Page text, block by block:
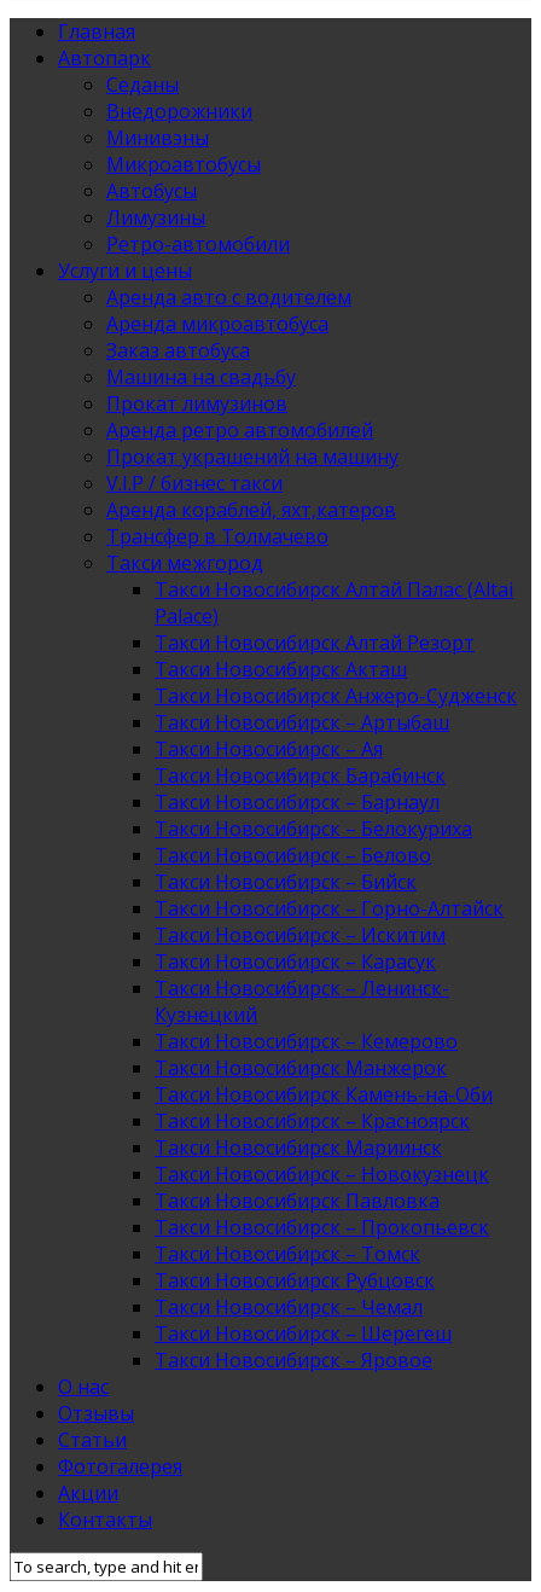
Главная
Автопарк
Седаны
Внедорожники
Минивэны
Микроавтобусы
Автобусы
Лимузины
Ретро-автомобили
Услуги и цены
Аренда авто с водителем
Аренда микроавтобуса
Заказ автобуса
Машина на свадьбу
Прокат лимузинов
Аренда ретро автомобилей
Прокат украшений на машину
V.I.P / бизнес такси
Аренда кораблей, яхт,катеров
Трансфер в Толмачево
Такси межгород
Такси Новосибирск Алтай Палас (Altai
Palace)
Такси Новосибирск Алтай Резорт
Такси Новосибирск Акташ
Такси Новосибирск Анжеро-Судженск
Такси Новосибирск – Артыбаш
Такси Новосибирск – Ая
Такси Новосибирск Барабинск
Такси Новосибирск – Барнаул
Такси Новосибирск – Белокуриха
Такси Новосибирск – Белово
Такси Новосибирск – Бийск
Такси Новосибирск – Горно-Алтайск
Такси Новосибирск – Искитим
Такси Новосибирск – Карасук
Такси Новосибирск – Ленинск-
Кузнецкий
Такси Новосибирск – Кемерово
Такси Новосибирск Манжерок
Такси Новосибирск Камень-на-Оби
Такси Новосибирск – Красноярск
Такси Новосибирск Мариинск
Такси Новосибирск – Новокузнецк
Такси Новосибирск Павловка
Такси Новосибирск – Прокопьевск
Такси Новосибирск – Томск
Такси Новосибирск Рубцовск
Такси Новосибирск – Чемал
Такси Новосибирск – Шерегеш
Такси Новосибирск – Яровое
О нас
Отзывы
Статьи
Фотогалерея
Акции
Контакты